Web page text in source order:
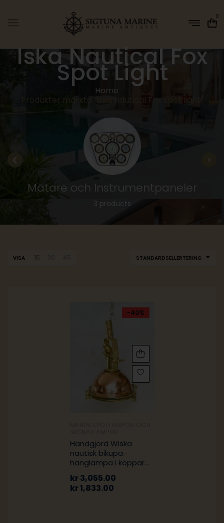
0
Iska Nautical Fox
Spot Light
Home
Produkter märkta ”iska Nautical Fox spot light”
Mätare och Instrumentpaneler
3 products
STANDARDSELLERTERING
VISA
-40%
Handgjord Wiska
nautisk bikupa-
hänglampa i koppar
kr3,055.00
kr1,833.00